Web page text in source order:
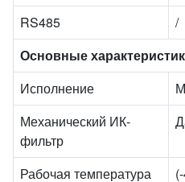
RS485
/
Основные
Исполнение
Механический ИК-
фильтр
Рабочая температура